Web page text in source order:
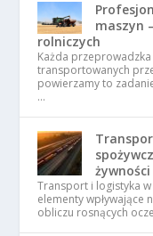
maszyn
rolniczych
Każda
transportowanych
powierzamy to
…
żywności
Transport i logistyka
elementy wpływające
obliczu rosnących